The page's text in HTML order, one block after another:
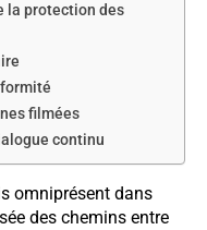
la protection des
filmées
continu
omniprésent dans
des chemins entre